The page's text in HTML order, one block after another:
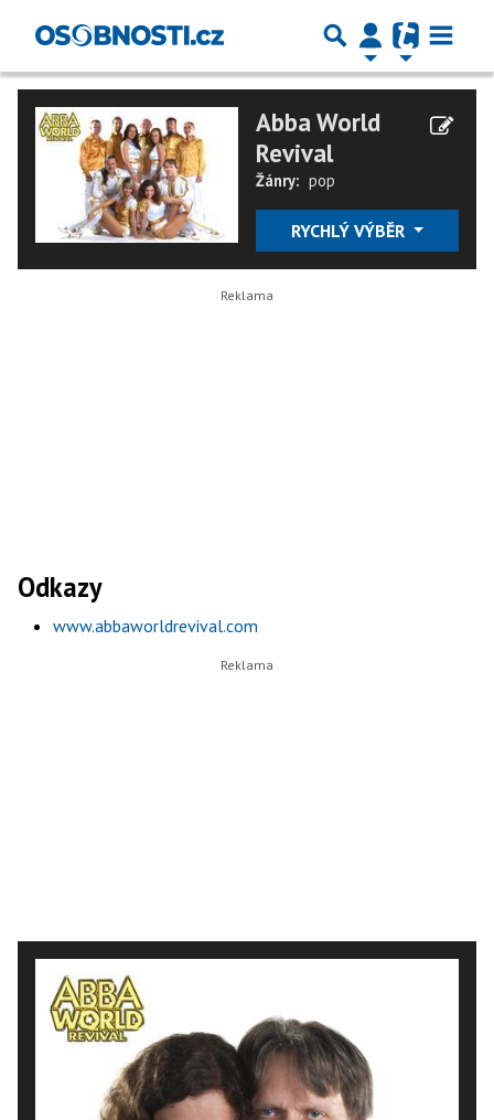
Abba World
Revival
Žánry: pop
RYCHLÝ VÝBĚR
Odkazy
www.abbaworldrevival.com